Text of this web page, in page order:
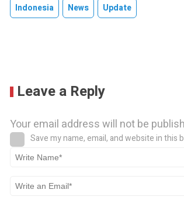
Indonesia News Update
Leave a Reply
Your email address will not be
Save my name, email, and website in